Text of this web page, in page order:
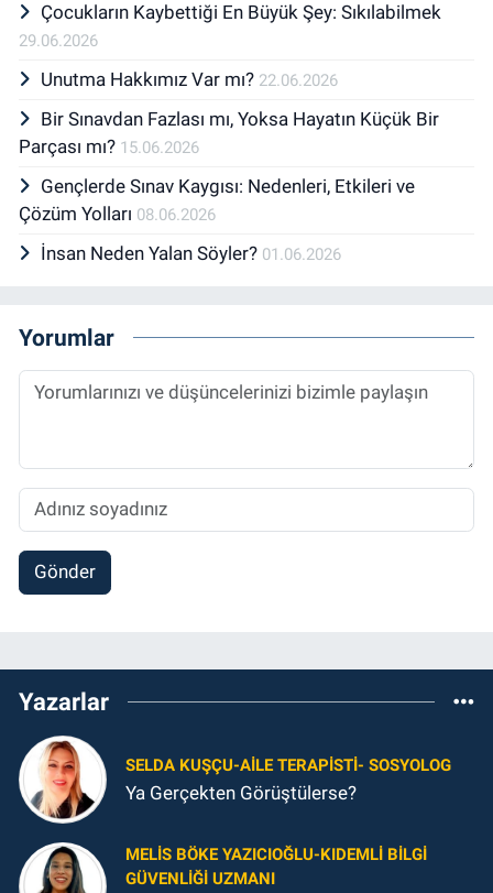
Çocukların Kaybettiği En Büyük Şey: Sıkılabilmek
29.06.2026
Unutma Hakkımız Var mı? 22.06.2026
Bir Sınavdan Fazlası mı, Yoksa Hayatın Küçük Bir
Parçası mı? 15.06.2026
Gençlerde Sınav Kaygısı: Nedenleri, Etkileri ve
Çözüm Yolları 08.06.2026
İnsan Neden Yalan Söyler? 01.06.2026
Yorumlar
Gönder
Yazarlar
SELDA KUŞÇU-AILE TERAPISTI- SOSYOLOG
Ya Gerçekten Görüştülerse?
MELIS BÖKE YAZICIOĞLU-KIDEMLI BILGI
GÜVENLIĞI UZMANI